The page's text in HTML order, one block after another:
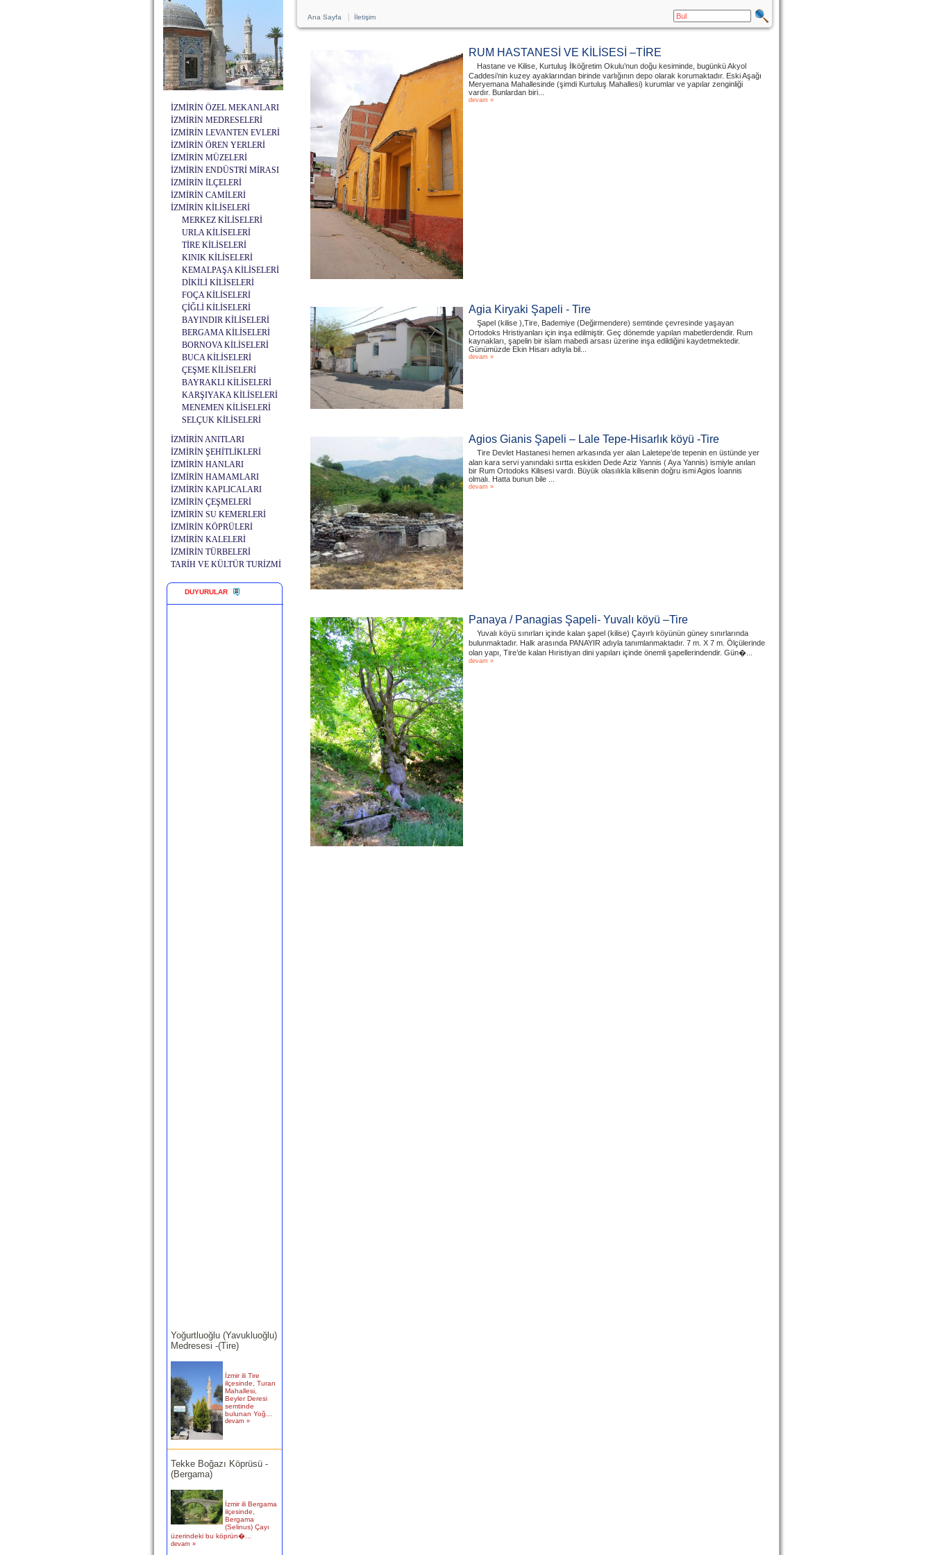
İZMİRİN ÖZEL MEKANLARI
İZMİRİN MEDRESELERİ
İZMİRİN LEVANTEN EVLERİ
İZMİRİN ÖREN YERLERİ
İZMİRİN MÜZELERİ
İZMİRİN ENDÜSTRİ MİRASI
İZMİRİN İLÇELERİ
İZMİRİN CAMİLERİ
İZMİRİN KİLİSELERİ
MERKEZ KİLİSELERİ
URLA KİLİSELERİ
TİRE KİLİSELERİ
KINIK KİLİSELERİ
KEMALPAŞA KİLİSELERİ
DİKİLİ KİLİSELERİ
FOÇA KİLİSELERİ
ÇİĞLİ KİLİSELERİ
BAYINDIR KİLİSELERİ
BERGAMA KİLİSELERİ
BORNOVA KİLİSELERİ
BUCA KİLİSELERİ
ÇEŞME KİLİSELERİ
BAYRAKLI KİLİSELERİ
KARŞIYAKA KİLİSELERİ
MENEMEN KİLİSELERİ
SELÇUK KİLİSELERİ
İZMİRİN ANITLARI
İZMİRİN ŞEHİTLİKLERİ
İZMİRİN HANLARI
İZMİRİN HAMAMLARI
İZMİRİN KAPLICALARI
İZMİRİN ÇEŞMELERİ
İZMİRİN SU KEMERLERİ
İZMİRİN KÖPRÜLERİ
İZMİRİN KALELERİ
İZMİRİN TÜRBELERİ
TARİH VE KÜLTÜR TURİZMİ
DUYURULAR
Medresesi -(Tire)
ilçesinde, Turan
Mahallesi,
Beyler Deresi
semtinde
bulunan Yoğ...
devam »
(Bergama)
ilçesinde,
Bergama
(Selinus) Çayı
üzerindeki bu köprün�...
devam »
Ana Sayfa| İletişim
RUM HASTANESİ VE KİLİSESİ –TİRE
Hastane ve Kilise, Kurtuluş İlköğretim Okulu’nun doğu kesiminde, bugünkü Akyol
Caddesi’nin kuzey ayaklarından birinde varlığının depo olarak korumaktadır. Eski Aşağı
Meryemana Mahallesinde (şimdi Kurtuluş Mahallesi) kurumlar ve yapılar zenginliği
vardır. Bunlardan biri...
devam »
Agia Kiryaki Şapeli - Tire
Şapel (kilise ),Tire, Bademiye (Değirmendere) semtinde çevresinde yaşayan
Ortodoks Hristiyanları için inşa edilmiştir. Geç dönemde yapılan mabetlerdendir. Rum
kaynakları, şapelin bir islam mabedi arsası üzerine inşa edildiğini kaydetmektedir.
Günümüzde Ekin Hisarı adıyla bil...
devam »
Agios Gianis Şapeli – Lale Tepe-Hisarlık köyü -Tire
Tire Devlet Hastanesi hemen arkasında yer alan Laletepe’de tepenin en üstünde yer
alan kara servi yanındaki sırtta eskiden Dede Aziz Yannis ( Aya Yannis) ismiyle anılan
bir Rum Ortodoks Kilisesi vardı. Büyük olasılıkla kilisenin doğru ismi Agios İoannis
olmalı. Hatta bunun bile ...
devam »
Panaya / Panagias Şapeli- Yuvalı köyü –Tire
Yuvalı köyü sınırları içinde kalan şapel (kilise) Çayırlı köyünün güney sınırlarında
bulunmaktadır. Halk arasında PANAYIR adıyla tanımlanmaktadır. 7 m. X 7 m. Ölçülerinde
olan yapı, Tire’de kalan Hıristiyan dini yapıları içinde önemli şapellerindendir. Gün�...
devam »